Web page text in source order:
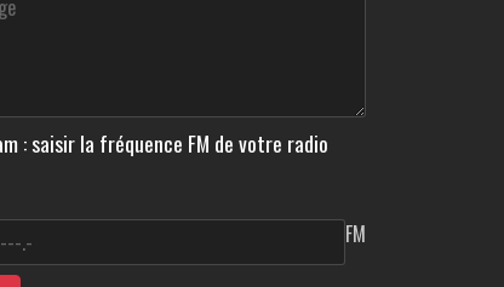
: saisir la fréquence FM de votre radio
FM